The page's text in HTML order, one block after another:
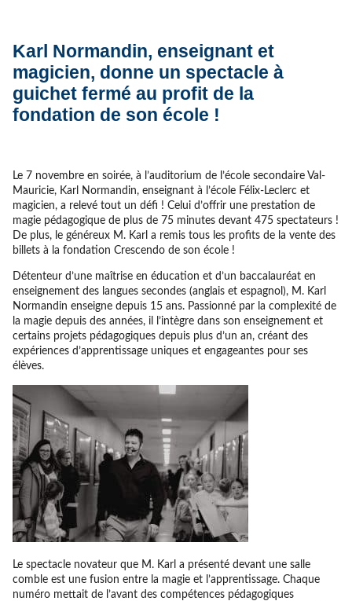
Karl Normandin, enseignant et
magicien, donne un spectacle à
guichet fermé au profit de la
fondation de son école !
Le 7 novembre en soirée, à l’auditorium de l’école secondaire Val-
Mauricie, Karl Normandin, enseignant à l’école Félix-Leclerc et
magicien, a relevé tout un défi ! Celui d’offrir une prestation de
magie pédagogique de plus de 75 minutes devant 475 spectateurs !
De plus, le généreux M. Karl a remis tous les profits de la vente des
billets à la fondation Crescendo de son école !
Détenteur d’une maîtrise en éducation et d’un baccalauréat en
enseignement des langues secondes (anglais et espagnol), M. Karl
Normandin enseigne depuis 15 ans. Passionné par la complexité de
la magie depuis des années, il l’intègre dans son enseignement et
certains projets pédagogiques depuis plus d’un an, créant des
expériences d’apprentissage uniques et engageantes pour ses
élèves.
Le spectacle novateur que M. Karl a présenté devant une salle
comble est une fusion entre la magie et l’apprentissage. Chaque
numéro mettait de l’avant des compétences pédagogiques